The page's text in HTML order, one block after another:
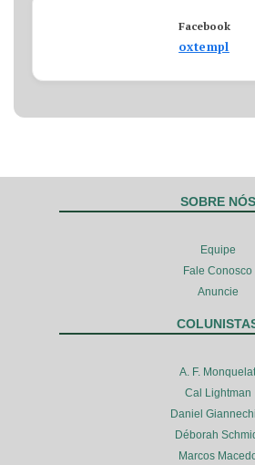
Facebook
oxtempl
SOBRE NÓS
Equipe
Fale Conosco
Anuncie
A. F. Monquelat
Cal Lightman
Daniel
Déborah
Marcos